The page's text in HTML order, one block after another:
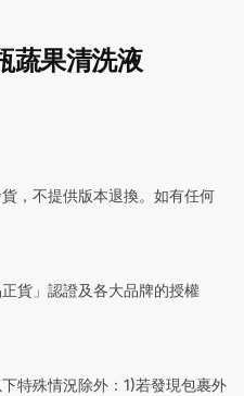
蔬果清洗液
，不提供版本退換。如有任何
貨」認證及各大品牌的授權
特殊情況除外：1)若發現包裹外